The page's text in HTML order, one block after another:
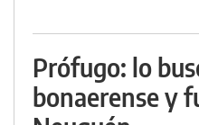
Prófugo: lo
bonaerense y